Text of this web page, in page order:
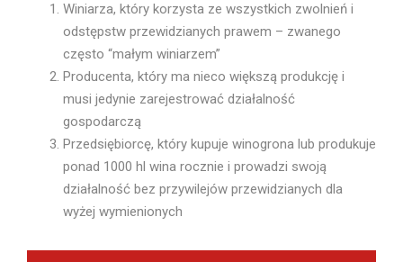
Winiarza, który korzysta ze wszystkich zwolnień i
odstępstw przewidzianych prawem – zwanego
często “małym winiarzem”
Producenta, który ma nieco większą produkcję i
musi jedynie zarejestrować działalność
gospodarczą
Przedsiębiorcę, który kupuje winogrona lub produkuje
ponad 1000 hl wina rocznie i prowadzi swoją
działalność bez przywilejów przewidzianych dla
wyżej wymienionych